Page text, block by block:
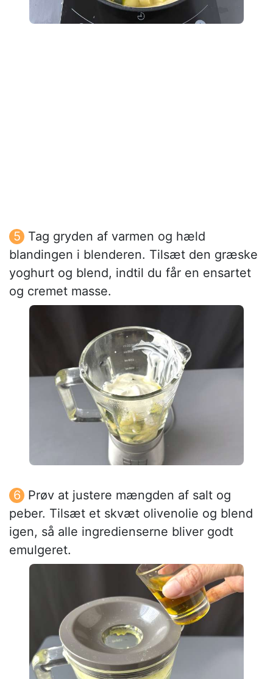
Tag gryden af varmen og hæld
blandingen i blenderen. Tilsæt den græske
yoghurt og blend, indtil du får en ensartet
og cremet masse.
Prøv at justere mængden af salt og
peber. Tilsæt et skvæt olivenolie og blend
igen, så alle ingredienserne bliver godt
emulgeret.